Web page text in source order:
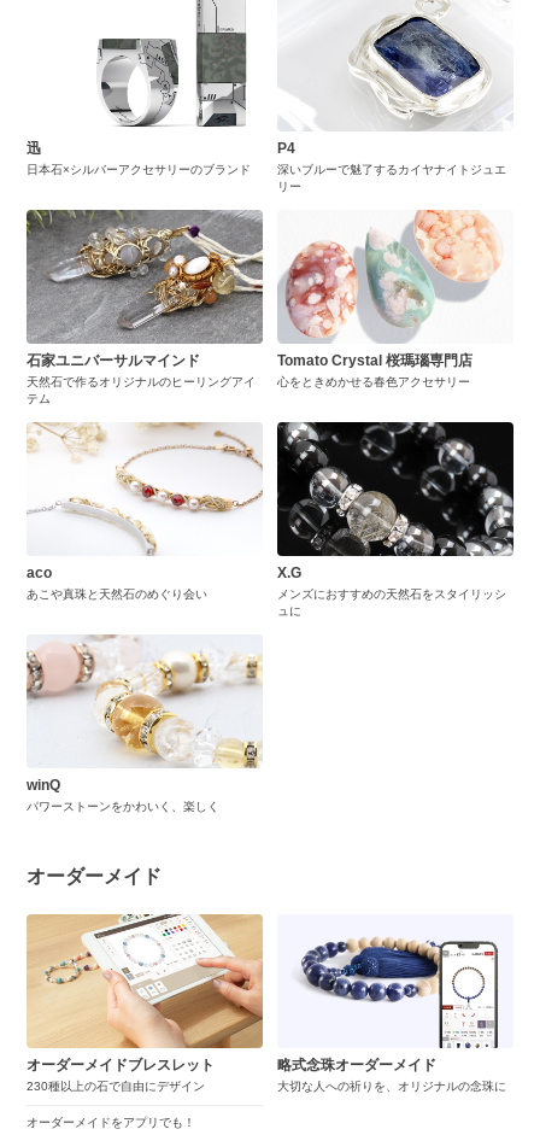
迅
日本石×シルバーアクセサリーのブランド
P4
深いブルーで魅了するカイヤナイトジュエ
リー
石家ユニバーサルマインド
天然石で作るオリジナルのヒーリングアイ
テム
Tomato Crystal 桜瑪瑙専門店
心をときめかせる春色アクセサリー
aco
あこや真珠と天然石のめぐり会い
X.G
メンズにおすすめの天然石をスタイリッシ
ュに
winQ
パワーストーンをかわいく、楽しく
オーダーメイド
オーダーメイドブレスレット
230種以上の石で自由にデザイン
オーダーメイドをアプリでも！
略式念珠オーダーメイド
大切な人への祈りを、オリジナルの念珠に